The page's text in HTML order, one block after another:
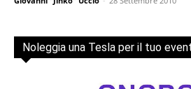
Noleggia una Tesla per il tuo